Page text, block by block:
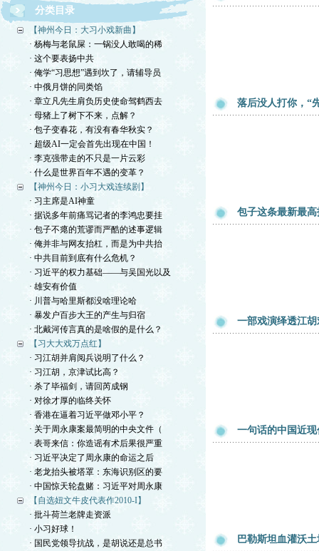
分类目录
【神州今日：大习小戏新曲】
· 杨梅与老鼠屎：一锅没人敢喝的稀
· 这个要表扬中共
· 俺学“习思想”遇到坎了，请辅导员
· 中俄月饼的同类馅
· 章立凡先生肩负历史使命驾鹤西去
· 母猪上了树下不来，点解？
· 包子变春花，有没有春华秋实？
· 超级AI一定会首先出现在中国！
· 李克强带走的不只是一片云彩
· 什么是世界百年不遇的变革？
【神州今日：小习大戏连续剧】
· 习主席是AI神童
· 据说多年前痛骂记者的李鸿忠要挂
· 包子不瘪的荒谬而严酷的述事逻辑
· 俺并非与网友抬杠，而是为中共抬
· 中共目前到底有什么危机？
· 习近平的权力基础——与吴国光以及
· 雄安有价值
· 川普与哈里斯都没啥理论哈
· 暴发户百步大王的产生与归宿
· 北戴河传言真的是啥假的是什么？
【习大大戏万点红】
· 习江胡并肩阅兵说明了什么？
· 习江胡，京津试比高？
· 杀了毕福剑，请回芮成钢
· 对徐才厚的临终关怀
· 香港在逼着习近平做邓小平？
· 关于周永康案最简明的中央文件（
· 表哥来信：你造谣有术后果很严重
· 习近平决定了周永康的命运之后
· 老龙抬头被塔罩：东海识别区的要
· 中国惊天轮盘赌：习近平对周永康
【自选妞文牛皮代表作2010-I】
· 批斗荷兰老牌走资派
· 小习好球！
· 国民党领导抗战，是胡说还是总书
落后没人打你，“
包子这条最新最
一部戏演绎透江胡
一句话的中国近
巴勒斯坦血灌沃